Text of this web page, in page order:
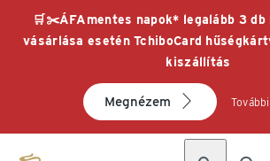
🛒✂️ÁFAmentes napok* legalább 3
vásárlása esetén TchiboCard
kiszállítás
Megnézem